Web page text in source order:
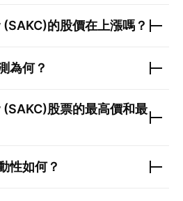
的股價在上漲嗎？
為何？
股票的最高價和最
性如何？